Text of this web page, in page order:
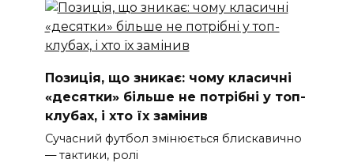
Позиція, що зникає: чому класичні
«десятки» більше не потрібні у топ-
клубах, і хто їх замінив
Сучасний футбол змінюється блискавично
— тактики, ролі